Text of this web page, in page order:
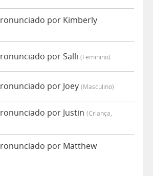
por Kimberly
por Salli (feminino)
por Joey (masculino)
por Justin (criança,
por Matthew